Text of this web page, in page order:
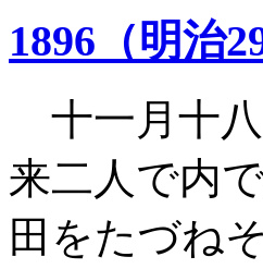
1896（明治
十一月十
来二人で内
田をたづね